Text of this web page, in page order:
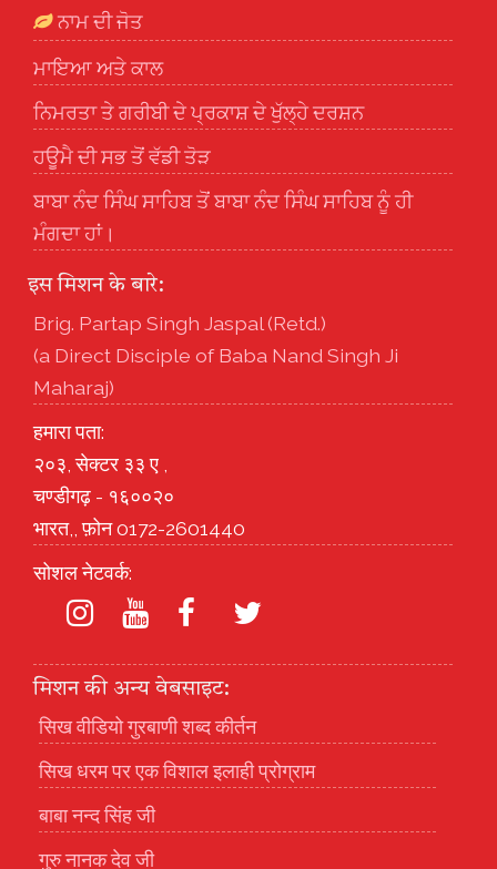
ਨਾਮ ਦੀ ਜੋਤ
ਮਾਇਆ ਅਤੇ ਕਾਲ
ਨਿਮਰਤਾ ਤੇ ਗਰੀਬੀ ਦੇ ਪ੍ਰਕਾਸ਼ ਦੇ ਖੁੱਲ੍ਹੇ ਦਰਸ਼ਨ
ਹਊਮੈ ਦੀ ਸਭ ਤੋਂ ਵੱਡੀ ਤੋੜ
ਬਾਬਾ ਨੰਦ ਸਿੰਘ ਸਾਹਿਬ ਤੋਂ ਬਾਬਾ ਨੰਦ ਸਿੰਘ ਸਾਹਿਬ ਨੂੰ ਹੀ
ਮੰਗਦਾ ਹਾਂ।
इस मिशन के बारे:
Brig. Partap Singh Jaspal (Retd.)
(a Direct Disciple of Baba Nand Singh Ji
Maharaj)
हमारा पता:
२०३, सेक्टर ३३ ए ,
चण्डीगढ़ - १६००२०
भारत,, फ़ोन 0172-2601440
सोशल नेटवर्क:
मिशन की अन्य वेबसाइट:
सिख वीडियो गुरबाणी शब्द कीर्तन
सिख धरम पर एक विशाल इलाही प्रोग्राम
बाबा नन्द सिंह जी
गुरु नानक देव जी